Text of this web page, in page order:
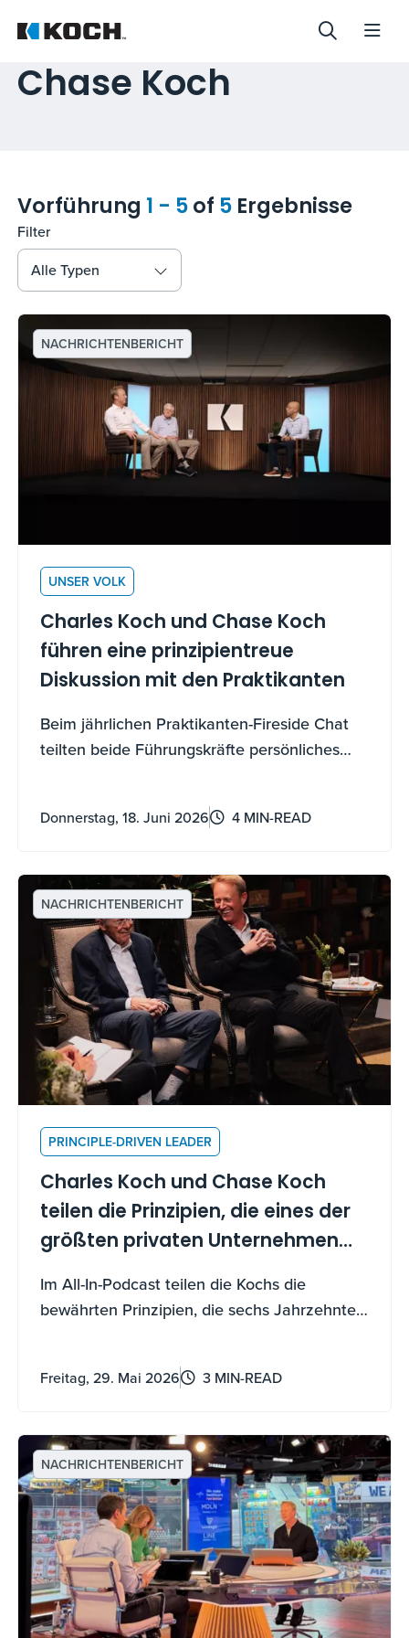
Chase Koch
Vorführung 1 - 5of5Ergebnisse
Filter
Alle Typen
NACHRICHTENBERICHT
UNSER VOLK
Charles Koch und Chase Koch
führen eine prinzipientreue
Diskussion mit den Praktikanten
Beim jährlichen Praktikanten-Fireside Chat
teilten beide Führungskräfte persönliches
ein Leben mit Sinn führt.
Donnerstag, 18. Juni 2026 4 MIN-READ
NACHRICHTENBERICHT
PRINCIPLE-DRIVEN LEADER
Charles Koch und Chase Koch
teilen die Prinzipien, die eines der
größten privaten Unternehmen
Amerikas antreiben
Im All-In-Podcast teilen die Kochs die
bewährten Prinzipien, die sechs Jahrzehnte
Freitag, 29. Mai 2026 3 MIN-READ
NACHRICHTENBERICHT